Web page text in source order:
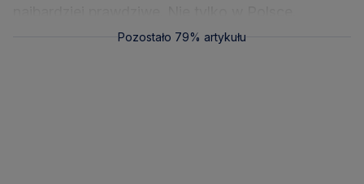
Pozostało 79% artykułu